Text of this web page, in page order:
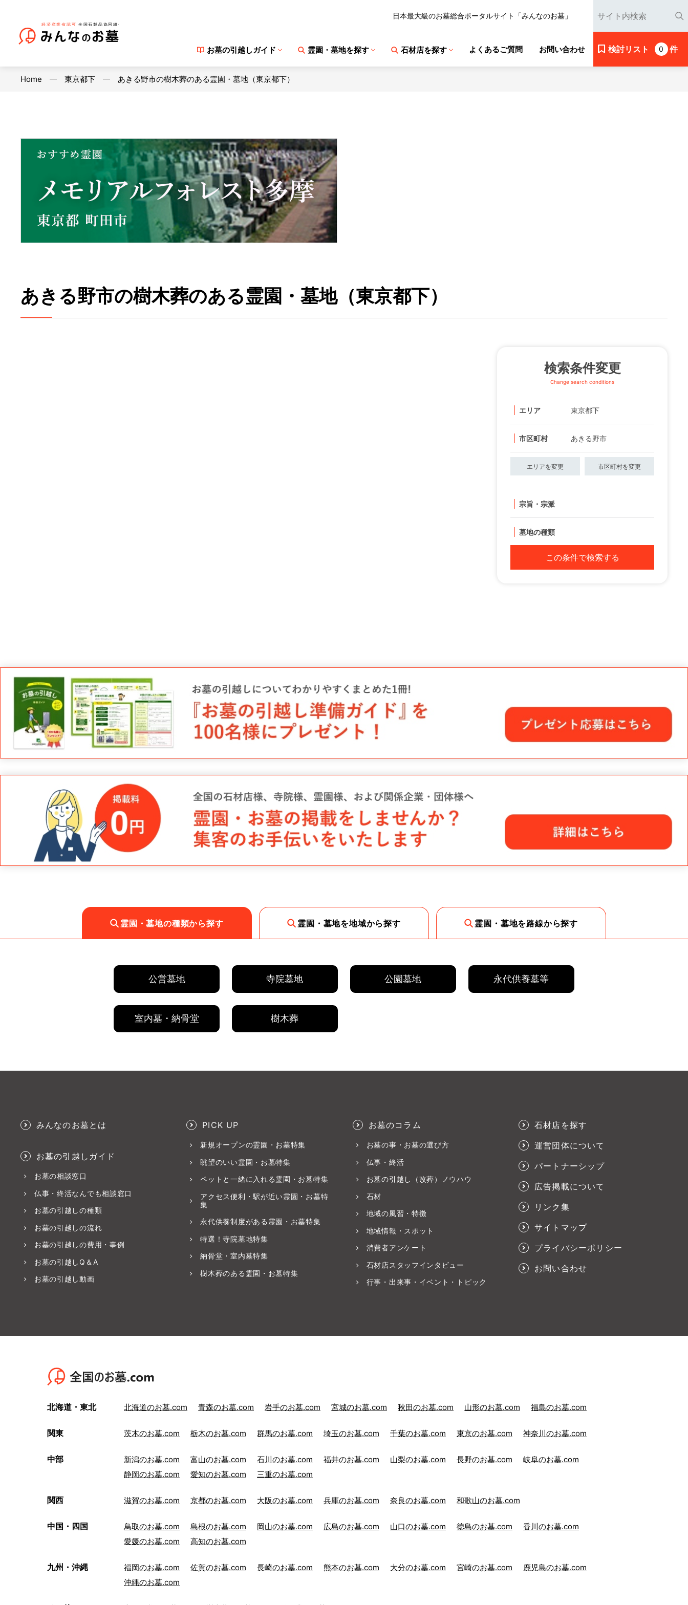
日本最大級のお墓総合ポータルサイト「みんなのお墓」
お墓の引越しガイド 霊園・墓地を探す 石材店を探す よくあるご質問 お問い合わせ 検討リスト 0 件
Home 東京都下 あきる野市の樹木葬のある霊園・墓地（東京都下）
あきる野市の樹木葬のある霊園・墓地（東京都下）
検索条件変更
Change search conditions
エリア 東京都下
市区町村 あきる野市
エリアを変更 市区町村を変更
宗旨・宗派
墓地の種類
この条件で検索する
霊園・墓地の種類から探す 霊園・墓地を地域から探す 霊園・墓地を路線から探す
公営墓地 寺院墓地 公園墓地 永代供養墓等
室内墓・納骨堂 樹木葬
みんなのお墓とは
お墓の引越しガイド
お墓の相談窓口
仏事・終活なんでも相談窓口
お墓の引越しの種類
お墓の引越しの流れ
お墓の引越しの費用・事例
お墓の引越しQ＆A
お墓の引越し動画
PICK UP
新規オープンの霊園・お墓特集
眺望のいい霊園・お墓特集
ペットと一緒に入れる霊園・お墓特集
アクセス便利・駅が近い霊園・お墓特
集
永代供養制度がある霊園・お墓特集
特選！寺院墓地特集
納骨堂・室内墓特集
樹木葬のある霊園・お墓特集
お墓のコラム
お墓の事・お墓の選び方
仏事・終活
お墓の引越し（改葬）ノウハウ
石材
地域の風習・特徴
地域情報・スポット
消費者アンケート
石材店スタッフインタビュー
行事・出来事・イベント・トピック
石材店を探す
運営団体について
パートナーシップ
広告掲載について
リンク集
サイトマップ
プライバシーポリシー
お問い合わせ
北海道・東北 北海道のお墓.com 青森のお墓.com 岩手のお墓.com 宮城のお墓.com 秋田のお墓.com 山形のお墓.com 福島のお墓.com
関東 茨木のお墓.com 栃木のお墓.com 群馬のお墓.com 埼玉のお墓.com 千葉のお墓.com 東京のお墓.com 神奈川のお墓.com
中部 新潟のお墓.com 富山のお墓.com 石川のお墓.com 福井のお墓.com 山梨のお墓.com 長野のお墓.com
岐阜のお墓.com
静岡のお墓.com
愛知のお墓.com 三重のお墓.com
関西 滋賀のお墓.com 京都のお墓.com 大阪のお墓.com 兵庫のお墓.com 奈良のお墓.com 和歌山のお墓.com
中国・四国 鳥取のお墓.com 島根のお墓.com 岡山のお墓.com 広島のお墓.com 山口のお墓.com 徳島のお墓.com
香川のお墓.com
愛媛のお墓.com
高知のお墓.com
九州・沖縄 福岡のお墓.com 佐賀のお墓.com 長崎のお墓.com 熊本のお墓.com 大分のお墓.com 宮崎のお墓.com
鹿児島のお墓.com
沖縄のお墓.com